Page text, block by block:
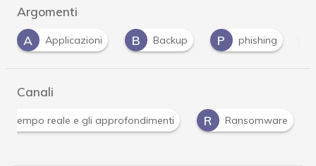
Argomenti
B Backup P phishing R ransomware
Canali
Attacchi hacker e Malware: le ultime news in tempo